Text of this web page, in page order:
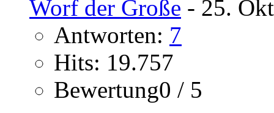
Worf der Große - 25.
Antworten: 7
Hits: 19.757
Bewertung0 / 5